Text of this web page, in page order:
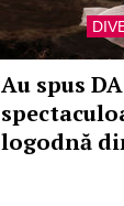
Au spus
logodnă